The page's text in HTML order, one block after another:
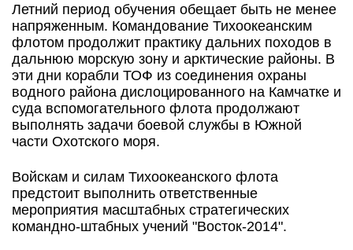
Летний период обучения обещает быть не менее
напряженным. Командование Тихоокеанским
флотом продолжит практику дальних походов в
дальнюю морскую зону и арктические районы. В
эти дни корабли ТОФ из соединения охраны
водного района дислоцированного на Камчатке и
суда вспомогательного флота продолжают
выполнять задачи боевой службы в Южной
части Охотского моря.
Войскам и силам Тихоокеанского флота
предстоит выполнить ответственные
мероприятия масштабных стратегических
командно-штабных учений "Восток-2014".